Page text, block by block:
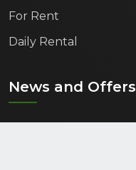
For Rent
Daily Rental
News and Offers